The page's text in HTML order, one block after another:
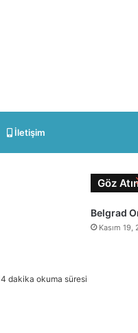
İletişim
4 dakika okuma süresi
Göz
Belgrad
Kasım 19,